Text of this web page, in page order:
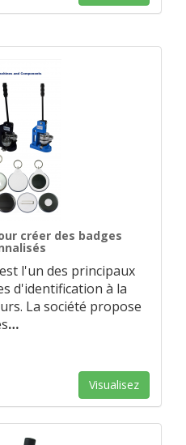
créer des badges
l'un des principaux
d'identification à la
La société propose
…
Visualisez